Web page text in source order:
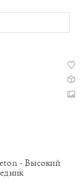
- Высокий